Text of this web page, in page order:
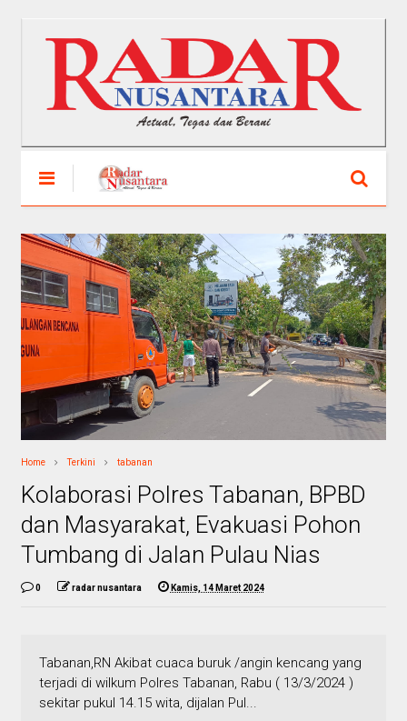
Home Terkini tabanan
Kolaborasi Polres Tabanan, BPBD
dan Masyarakat, Evakuasi Pohon
Tumbang di Jalan Pulau Nias
0 radar nusantara Kamis, 14 Maret 2024
Tabanan,RN Akibat cuaca buruk /angin kencang yang
terjadi di wilkum Polres Tabanan, Rabu ( 13/3/2024 )
sekitar pukul 14.15 wita, dijalan Pul...